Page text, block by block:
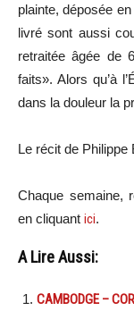
plainte, déposée
livré sont aussi
retraitée âgée de
faits». Alors qu’à
dans la douleur la
Le récit de Philippe
Chaque semaine,
en cliquant ici.
A Lire Aussi:
CAMBODGE –